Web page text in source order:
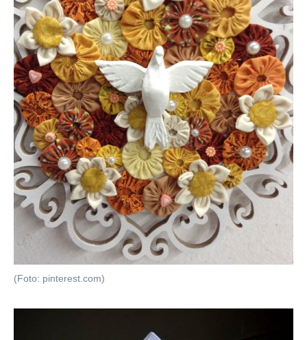
(Foto: pinterest.com)